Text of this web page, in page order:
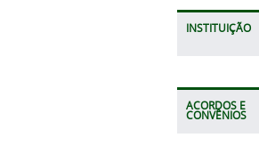
INSTITUIÇÃO
ACORDOS E
CONVÊNIOS